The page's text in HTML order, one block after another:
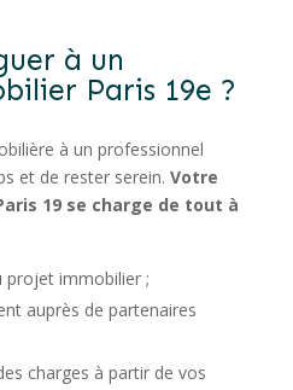
à un
Paris 19e ?
à un professionnel
et de rester serein. Votre
19 se charge de tout à
projet immobilier ;
auprès de partenaires
charges à partir de vos